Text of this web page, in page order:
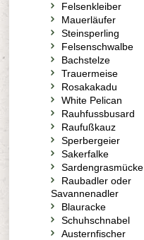
Felsenkleiber
Mauerläufer
Steinsperling
Felsenschwalbe
Bachstelze
Trauermeise
Rosakakadu
White Pelican
Rauhfussbusard
Raufußkauz
Sperbergeier
Sakerfalke
Sardengrasmücke
Raubadler oder
Savannenadler
Blauracke
Schuhschnabel
Austernfischer